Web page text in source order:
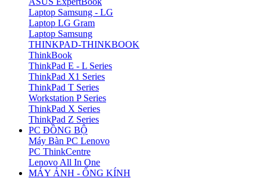
Laptop Samsung - LG
Laptop LG Gram
Laptop Samsung
THINKPAD-THINKBOOK
ThinkBook
ThinkPad E - L Series
ThinkPad X1 Series
ThinkPad T Series
Workstation P Series
ThinkPad X Series
ThinkPad Z Series
PC ĐỒNG BỘ
Máy Bàn PC Lenovo
PC ThinkCentre
Lenovo All In One
MÁY ẢNH - ỐNG KÍNH